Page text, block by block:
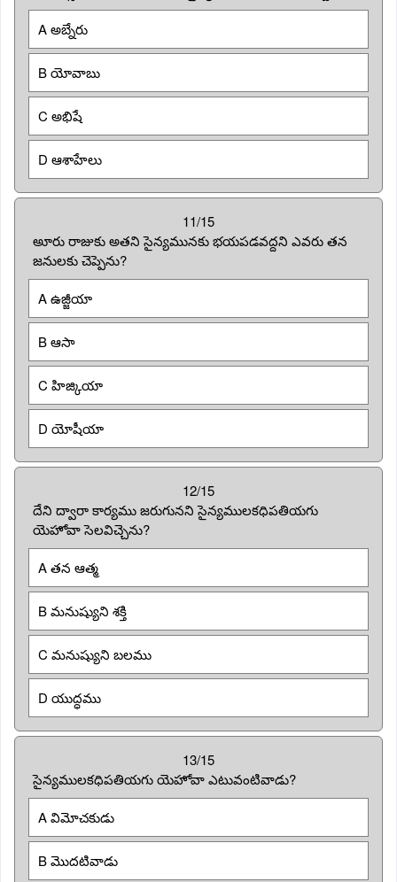
A అబ్నేరు
B యోవాబు
C అభిషే
D ఆశాహేలు
11/15
అూరు రాజుకు అతని సైన్యమునకు భయపడవద్దని ఎవరు తన
జనులకు చెప్పెను?
A ఉజ్జీయా
B ఆసా
C హిజ్కియా
D యోషీయా
12/15
దేని ద్వారా కార్యము జరుగునని సైన్యములకధిపతియగు
యెహోవా సెలవిచ్చెను?
A తన ఆత్మ
B మనుష్యుని శక్తి
C మనుష్యుని బలము
D యుద్ధము
13/15
సైన్యములకధిపతియగు యెహోవా ఎటువంటివాడు?
A విమోచకుడు
B మొదటివాడు